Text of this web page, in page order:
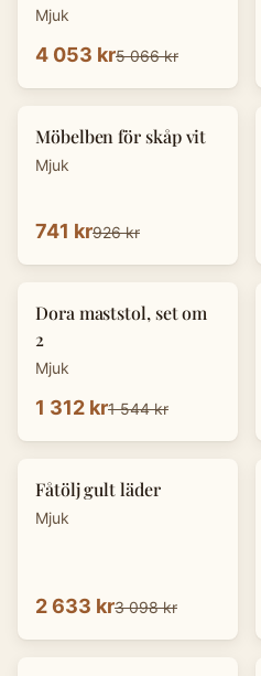
svart
Mjuk
4 053 kr5 066 kr
- 20%
Möbelben för skåp vit
Mjuk
741 kr926 kr
-15
Dora maststol, set om
2
Mjuk
1 312 kr1 544 kr
-15%
Fåtölj gult läder
Mjuk
2 633 kr3 098 kr